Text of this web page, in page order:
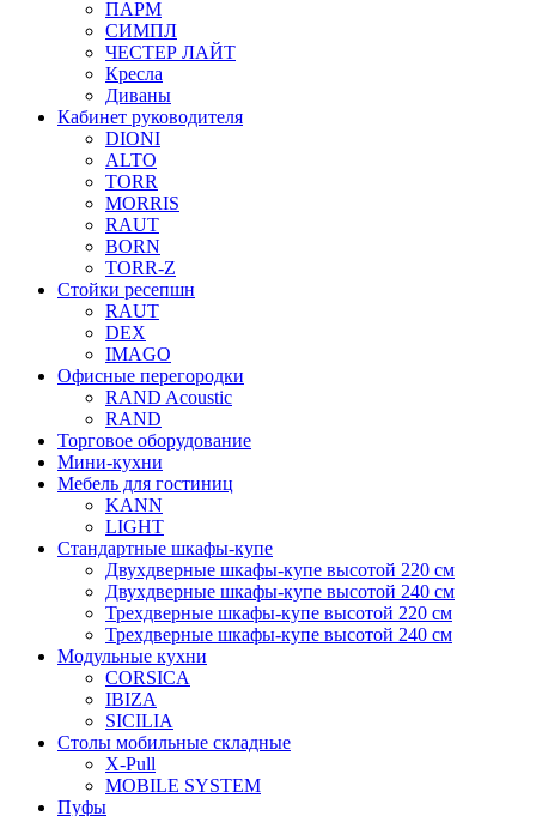
ПАРМ
СИМПЛ
ЧЕСТЕР ЛАЙТ
Кресла
Диваны
Кабинет руководителя
DIONI
ALTO
TORR
MORRIS
RAUT
BORN
TORR-Z
Стойки ресепшн
RAUT
DEX
IMAGO
Офисные перегородки
RAND Acoustic
RAND
Торговое оборудование
Мини-кухни
Мебель для гостиниц
KANN
LIGHT
Стандартные шкафы-купе
Двухдверные шкафы-купе высотой 220 см
Двухдверные шкафы-купе высотой 240 см
Трехдверные шкафы-купе высотой 220 см
Трехдверные шкафы-купе высотой 240 см
Модульные кухни
CORSICA
IBIZA
SICILIA
Столы мобильные складные
X-Pull
MOBILE SYSTEM
Пуфы